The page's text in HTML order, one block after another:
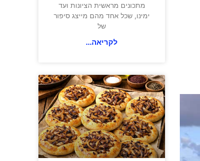
מתכונים מראשית הציונות ועד
ימינו, שכל אחד מהם מייצג סיפור
של
לקריאה...